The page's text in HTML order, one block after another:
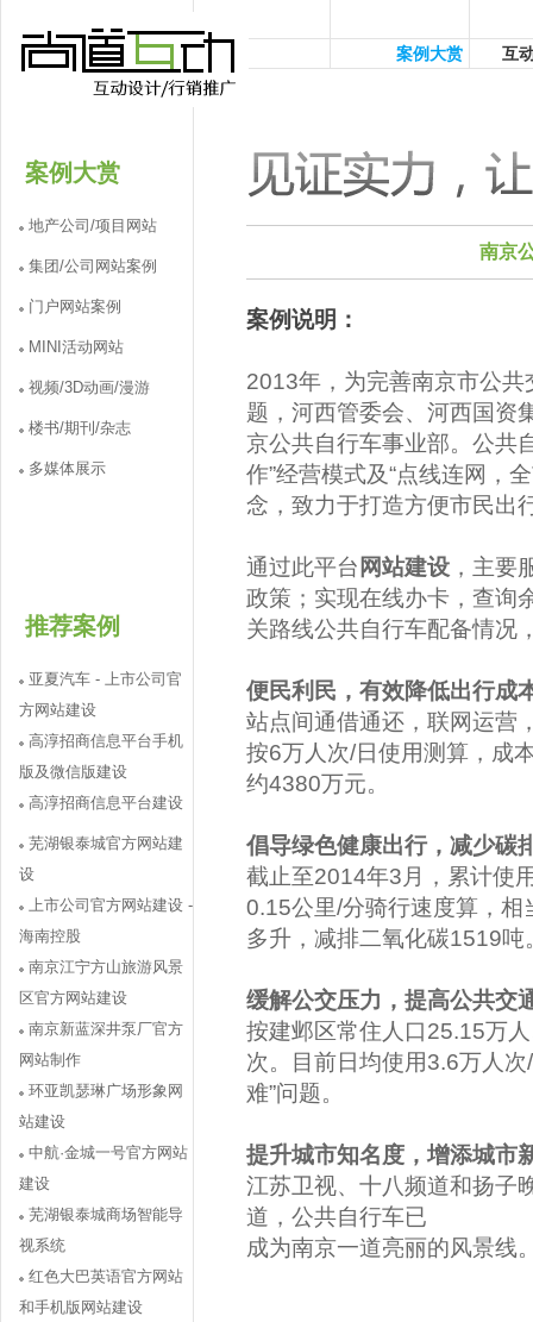
案例大赏
地产公司/项目网站
集团/公司网站案例
门户网站案例
MINI活动网站
视频/3D动画/漫游
楼书/期刊/杂志
多媒体展示
推荐案例
亚夏汽车 - 上市公司官
方网站建设
高淳招商信息平台手机
版及微信版建设
高淳招商信息平台建设
芜湖银泰城官方网站建
设
上市公司官方网站建设 -
海南控股
南京江宁方山旅游风景
区官方网站建设
南京新蓝深井泵厂官方
网站制作
环亚凯瑟琳广场形象网
站建设
中航·金城一号官方网站
建设
芜湖银泰城商场智能导
视系统
红色大巴英语官方网站
和手机版网站建设
案例大赏 互
南京
案例说明：
2013年，为完善南京市公共
题，河西管委会、河西国资
京公共自行车事业部。公共
作”经营模式及“点线连网，
念，致力于打造方便市民出
通过此平台 网站建设 ，主要
政策；实现在线办卡，查询
关路线公共自行车配备情况
便民利民，有效降低出行成
站点间通借通还，联网运营
按6万人次/日使用测算，成
约4380万元。
倡导绿色健康出行，减少碳
截止至2014年3月，累计使
0.15公里/分骑行速度算，
多升，减排二氧化碳1519吨
缓解公交压力，提高公共交
按建邺区常住人口25.15万
次。目前日均使用3.6万人
难”问题。
提升城市知名度，增添城市
江苏卫视、十八频道和扬子
道，公共自行车已
成为南京一道亮丽的风景线